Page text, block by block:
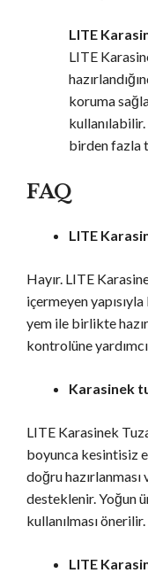
LITE
LITE
koruma
birden fazla
FAQ
LITE
Hayır. LITE
içermeyen
yem ile birlikte
kontrolüne
Karasinek
LITE Karasinek
boyunca kesintisiz
doğru
desteklenir. Yoğun
kullanılması önerilir.
LITE